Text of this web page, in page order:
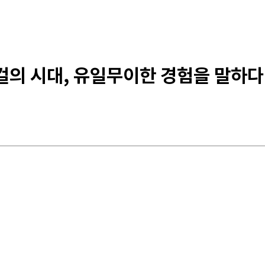
시대, 유일무이한 경험을 말하다